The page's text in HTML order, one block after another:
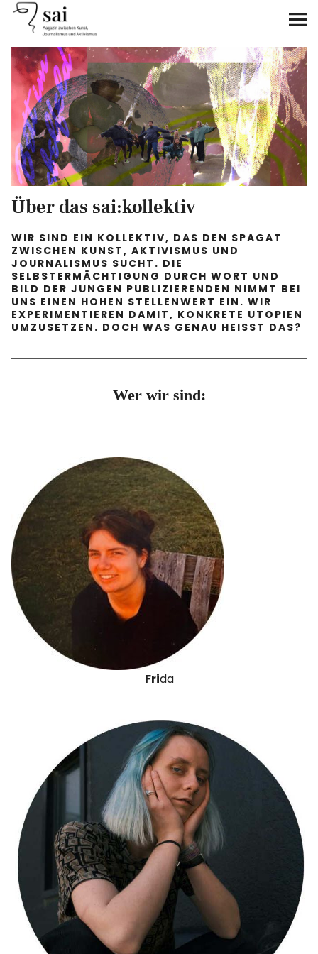
sai
Unterstützen
Klimagerechtigkeit
Antirassismus
Feminismen
Kunst&Literatur
Generation XYZ
Über uns
Der Verein
Facebook
Instagram
Info
Über das sai:kollektiv
WIR SIND EIN KOLLEKTIV, DAS DEN SPAGAT
ZWISCHEN KUNST, AKTIVISMUS UND
JOURNALISMUS SUCHT. DIE
SELBSTERMÄCHTIGUNG DURCH WORT UND
BILD DER JUNGEN PUBLIZIERENDEN NIMMT BEI
UNS EINEN HOHEN STELLENWERT EIN. WIR
EXPERIMENTIEREN DAMIT, KONKRETE UTOPIEN
UMZUSETZEN. DOCH WAS GENAU HEISST DAS?
Wer wir sind:
Frida